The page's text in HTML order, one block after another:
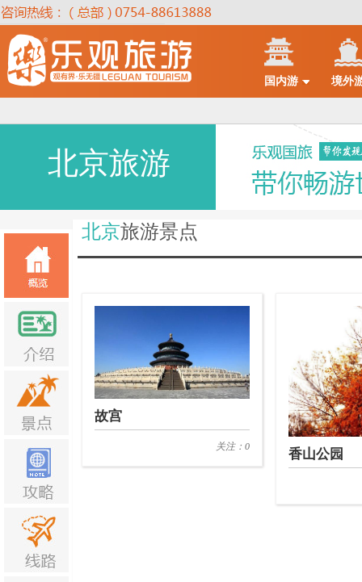
国内游 境外
北京旅游
北京旅游景点